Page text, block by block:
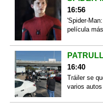
16:56
'Spider-
película
16:40
Tráiler se
varios